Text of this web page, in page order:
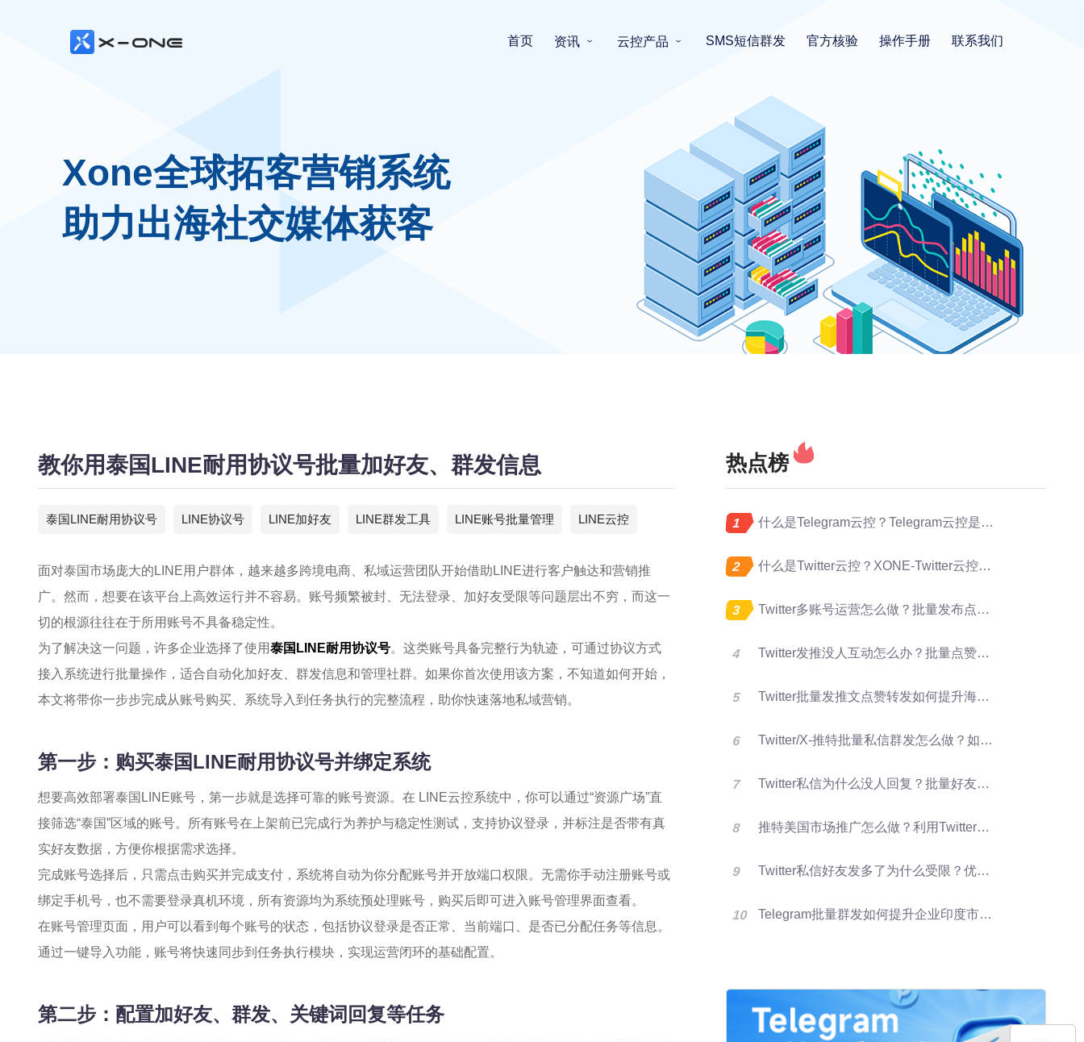
首页 资讯 云控产品 SMS短信群发 官方核验 操作手册 联系我们
Xone全球拓客营销系统
助力出海社交媒体获客
教你用泰国LINE耐用协议号批量加好友、群发信息
泰国LINE耐用协议号 LINE协议号 LINE加好友 LINE群发工具 LINE账号批量管理 LINE云控
面对泰国市场庞大的LINE用户群体，越来越多跨境电商、私域运营团队开始借助LINE进行客户触达和营销推
广。然而，想要在该平台上高效运行并不容易。账号频繁被封、无法登录、加好友受限等问题层出不穷，而这一
切的根源往往在于所用账号不具备稳定性。
为了解决这一问题，许多企业选择了使用泰国LINE耐用协议号。这类账号具备完整行为轨迹，可通过协议方式
接入系统进行批量操作，适合自动化加好友、群发信息和管理社群。如果你首次使用该方案，不知道如何开始，
本文将带你一步步完成从账号购买、系统导入到任务执行的完整流程，助你快速落地私域营销。
第一步：购买泰国LINE耐用协议号并绑定系统
想要高效部署泰国LINE账号，第一步就是选择可靠的账号资源。在 LINE云控系统中，你可以通过“资源广场”直
接筛选“泰国”区域的账号。所有账号在上架前已完成行为养护与稳定性测试，支持协议登录，并标注是否带有真
实好友数据，方便你根据需求选择。
完成账号选择后，只需点击购买并完成支付，系统将自动为你分配账号并开放端口权限。无需你手动注册账号或
绑定手机号，也不需要登录真机环境，所有资源均为系统预处理账号，购买后即可进入账号管理界面查看。
在账号管理页面，用户可以看到每个账号的状态，包括协议登录是否正常、当前端口、是否已分配任务等信息。
通过一键导入功能，账号将快速同步到任务执行模块，实现运营闭环的基础配置。
第二步：配置加好友、群发、关键词回复等任务
热点榜
什么是Telegram云控？Telegram云控是做什么的？
什么是Twitter云控？XONE-Twitter云控是做什么的？
Twitter多账号运营怎么做？批量发布点赞转发完整指南
Twitter发推没人互动怎么办？批量点赞评论转发提升曝光
Twitter批量发推文点赞转发如何提升海外账号矩阵运营效率？
Twitter/X-推特批量私信群发怎么做？如何提升推特转化率？
Twitter私信为什么没人回复？批量好友群发优化X营销效果的方法
推特美国市场推广怎么做？利用Twitter好友资源进行批量群发提升客户开发效率
Twitter私信好友发多了为什么受限？优化群发营销方法
Telegram批量群发如何提升企业印度市场获客效率